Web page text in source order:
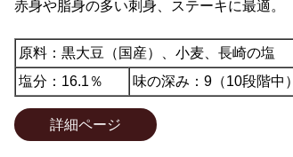
赤身や脂身の多い刺身、ステーキに最適。
原料：黒大豆（国産）、小麦、長崎の塩
塩分：16.1％
味の深み：9（10段階中）
詳細ページ